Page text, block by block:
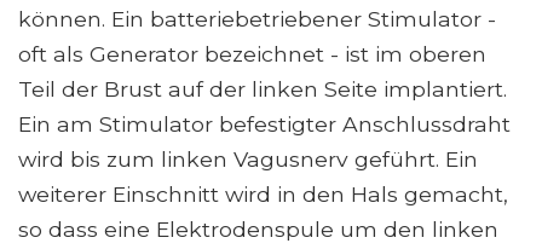
können. Ein batteriebetriebener Stimulator -
oft als Generator bezeichnet - ist im oberen
Teil der Brust auf der linken Seite implantiert.
Ein am Stimulator befestigter Anschlussdraht
wird bis zum linken Vagusnerv geführt. Ein
weiterer Einschnitt wird in den Hals gemacht,
so dass eine Elektrodenspule um den linken